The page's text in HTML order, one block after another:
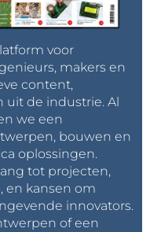
voor
makers en
content,
uit de industrie. Al
we een
bouwen en
oplossingen.
tot projecten,
en kansen om
innovators.
of een